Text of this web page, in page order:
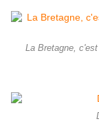
La Bretagne,